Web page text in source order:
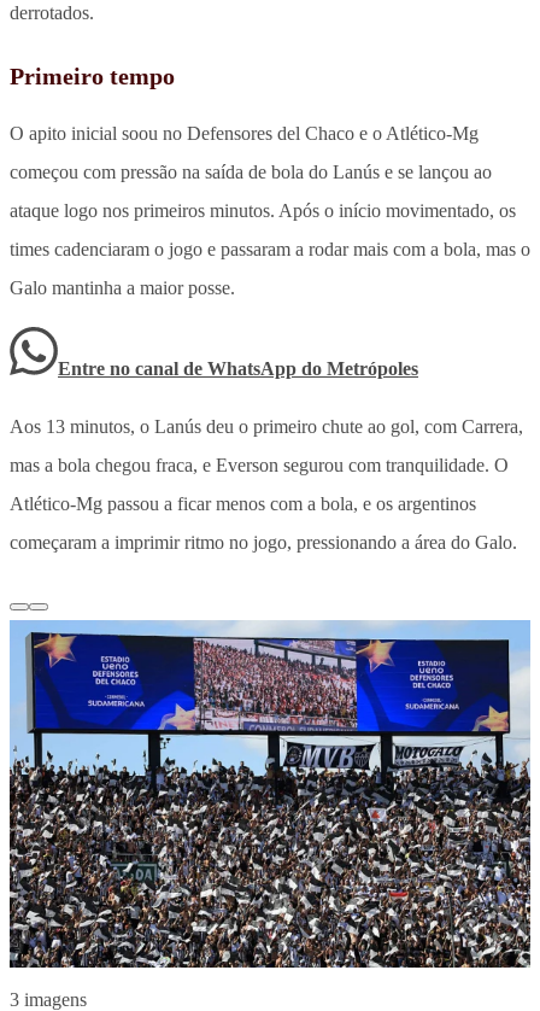
derrotados.
Primeiro tempo
O apito inicial soou no Defensores del Chaco e o Atlético-Mg
começou com pressão na saída de bola do Lanús e se lançou ao
ataque logo nos primeiros minutos. Após o início movimentado, os
times cadenciaram o jogo e passaram a rodar mais com a bola, mas o
Galo mantinha a maior posse.
Entre no canal de WhatsApp do Metrópoles
Aos 13 minutos, o Lanús deu o primeiro chute ao gol, com Carrera,
mas a bola chegou fraca, e Everson segurou com tranquilidade. O
Atlético-Mg passou a ficar menos com a bola, e os argentinos
começaram a imprimir ritmo no jogo, pressionando a área do Galo.
3 imagens